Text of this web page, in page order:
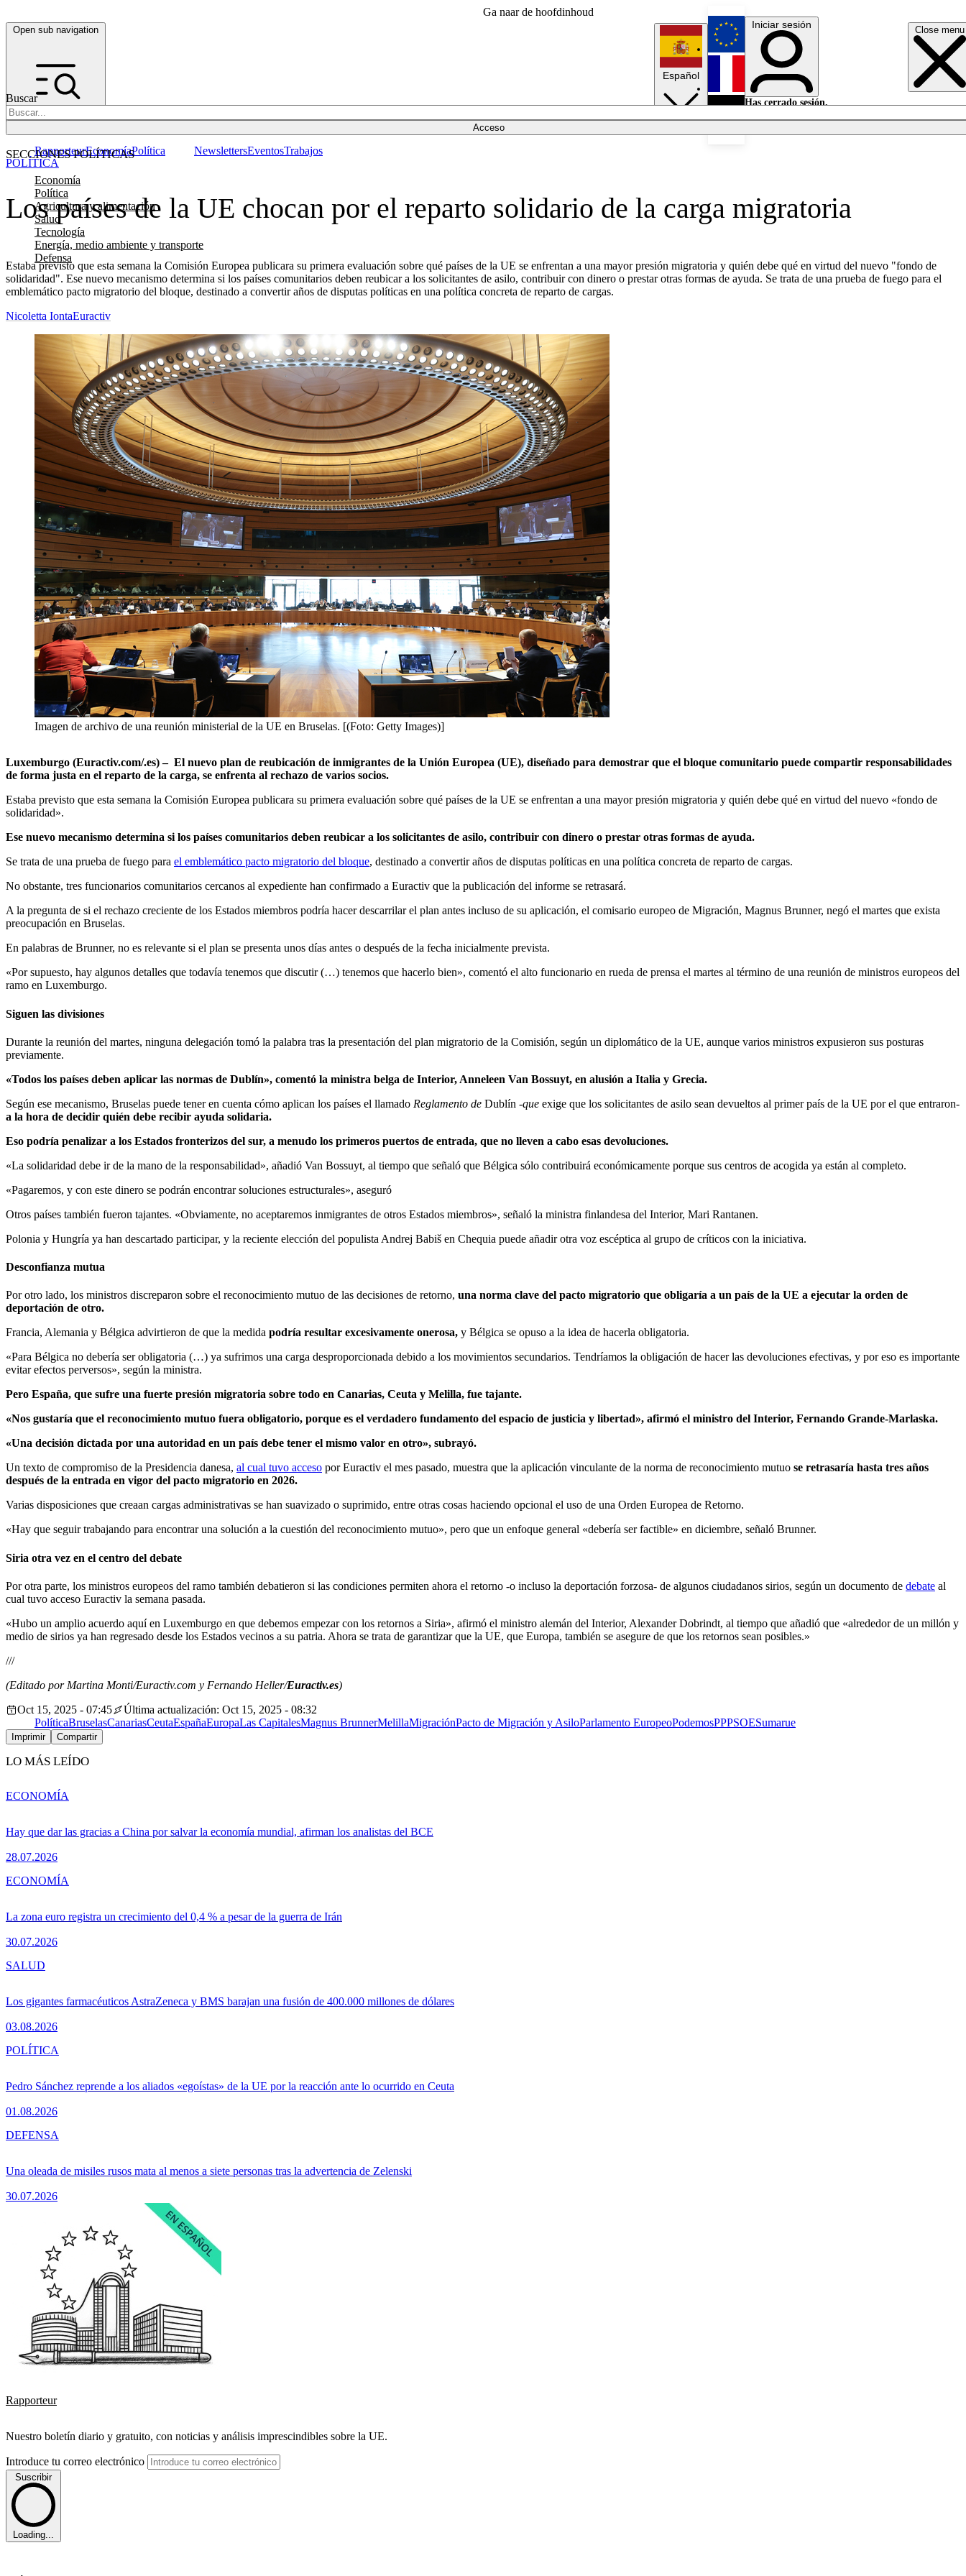
Ga naar de hoofdinhoud
Open sub navigation Close menu
Buscar
Acceso
SECCIONES POLÍTICAS
Economía
Política
Agricultura y alimentación
Salud
Tecnología
Energía, medio ambiente y transporte
Defensa
RapporteurEconomíaPolítica NewslettersEventosTrabajos
Español
English
Français
Iniciar sesión
Has cerrado sesión.
Los países de la UE chocan por el reparto solidario de la carga migratoria
Estaba previsto que esta semana la Comisión Europea publicara su primera evaluación sobre qué países de la UE se enfrentan a una mayor presión migratoria y quién debe qué en virtud del nuevo "fondo de
solidaridad". Ese nuevo mecanismo determina si los países comunitarios deben reubicar a los solicitantes de asilo, contribuir con dinero o prestar otras formas de ayuda. Se trata de una prueba de fuego para el
emblemático pacto migratorio del bloque, destinado a convertir años de disputas políticas en una política concreta de reparto de cargas.
POLÍTICA
Nicoletta IontaEuractiv
Imagen de archivo de una reunión ministerial de la UE en Bruselas. [(Foto: Getty Images)]
Luxemburgo (Euractiv.com/.es) – El nuevo plan de reubicación de inmigrantes de la Unión Europea (UE), diseñado para demostrar que el bloque comunitario puede compartir responsabilidades
de forma justa en el reparto de la carga, se enfrenta al rechazo de varios socios.
Estaba previsto que esta semana la Comisión Europea publicara su primera evaluación sobre qué países de la UE se enfrentan a una mayor presión migratoria y quién debe qué en virtud del nuevo «fondo de
solidaridad».
Ese nuevo mecanismo determina si los países comunitarios deben reubicar a los solicitantes de asilo, contribuir con dinero o prestar otras formas de ayuda.
Se trata de una prueba de fuego para el emblemático pacto migratorio del bloque, destinado a convertir años de disputas políticas en una política concreta de reparto de cargas.
No obstante, tres funcionarios comunitarios cercanos al expediente han confirmado a Euractiv que la publicación del informe se retrasará.
A la pregunta de si el rechazo creciente de los Estados miembros podría hacer descarrilar el plan antes incluso de su aplicación, el comisario europeo de Migración, Magnus Brunner, negó el martes que exista
preocupación en Bruselas.
En palabras de Brunner, no es relevante si el plan se presenta unos días antes o después de la fecha inicialmente prevista.
«Por supuesto, hay algunos detalles que todavía tenemos que discutir (…) tenemos que hacerlo bien», comentó el alto funcionario en rueda de prensa el martes al término de una reunión de ministros europeos del
ramo en Luxemburgo.
Siguen las divisiones
Durante la reunión del martes, ninguna delegación tomó la palabra tras la presentación del plan migratorio de la Comisión, según un diplomático de la UE, aunque varios ministros expusieron sus posturas
previamente.
«Todos los países deben aplicar las normas de Dublín», comentó la ministra belga de Interior, Anneleen Van Bossuyt, en alusión a Italia y Grecia.
Según ese mecanismo, Bruselas puede tener en cuenta cómo aplican los países el llamado Reglamento de Dublín -que exige que los solicitantes de asilo sean devueltos al primer país de la UE por el que entraron-
a la hora de decidir quién debe recibir ayuda solidaria.
Eso podría penalizar a los Estados fronterizos del sur, a menudo los primeros puertos de entrada, que no lleven a cabo esas devoluciones.
«La solidaridad debe ir de la mano de la responsabilidad», añadió Van Bossuyt, al tiempo que señaló que Bélgica sólo contribuirá económicamente porque sus centros de acogida ya están al completo.
«Pagaremos, y con este dinero se podrán encontrar soluciones estructurales», aseguró
Otros países también fueron tajantes. «Obviamente, no aceptaremos inmigrantes de otros Estados miembros», señaló la ministra finlandesa del Interior, Mari Rantanen.
Polonia y Hungría ya han descartado participar, y la reciente elección del populista Andrej Babiš en Chequia puede añadir otra voz escéptica al grupo de críticos con la iniciativa.
Desconfianza mutua
Por otro lado, los ministros discreparon sobre el reconocimiento mutuo de las decisiones de retorno, una norma clave del pacto migratorio que obligaría a un país de la UE a ejecutar la orden de
deportación de otro.
Francia, Alemania y Bélgica advirtieron de que la medida podría resultar excesivamente onerosa, y Bélgica se opuso a la idea de hacerla obligatoria.
«Para Bélgica no debería ser obligatoria (…) ya sufrimos una carga desproporcionada debido a los movimientos secundarios. Tendríamos la obligación de hacer las devoluciones efectivas, y por eso es importante
evitar efectos perversos», según la ministra.
Pero España, que sufre una fuerte presión migratoria sobre todo en Canarias, Ceuta y Melilla, fue tajante.
«Nos gustaría que el reconocimiento mutuo fuera obligatorio, porque es el verdadero fundamento del espacio de justicia y libertad», afirmó el ministro del Interior, Fernando Grande-Marlaska.
«Una decisión dictada por una autoridad en un país debe tener el mismo valor en otro», subrayó.
Un texto de compromiso de la Presidencia danesa, al cual tuvo acceso por Euractiv el mes pasado, muestra que la aplicación vinculante de la norma de reconocimiento mutuo se retrasaría hasta tres años
después de la entrada en vigor del pacto migratorio en 2026.
Varias disposiciones que creaan cargas administrativas se han suavizado o suprimido, entre otras cosas haciendo opcional el uso de una Orden Europea de Retorno.
«Hay que seguir trabajando para encontrar una solución a la cuestión del reconocimiento mutuo», pero que un enfoque general «debería ser factible» en diciembre, señaló Brunner.
Siria otra vez en el centro del debate
Por otra parte, los ministros europeos del ramo también debatieron si las condiciones permiten ahora el retorno -o incluso la deportación forzosa- de algunos ciudadanos sirios, según un documento de debate al
cual tuvo acceso Euractiv la semana pasada.
«Hubo un amplio acuerdo aquí en Luxemburgo en que debemos empezar con los retornos a Siria», afirmó el ministro alemán del Interior, Alexander Dobrindt, al tiempo que añadió que «alrededor de un millón y
medio de sirios ya han regresado desde los Estados vecinos a su patria. Ahora se trata de garantizar que la UE, que Europa, también se asegure de que los retornos sean posibles.»
///
(Editado por Martina Monti/Euractiv.com y Fernando Heller/Euractiv.es)
Oct 15, 2025 - 07:45
Última actualización: Oct 15, 2025 - 08:32
PolíticaBruselasCanariasCeutaEspañaEuropaLas CapitalesMagnus BrunnerMelillaMigraciónPacto de Migración y AsiloParlamento EuropeoPodemosPPPSOESumarue
Imprimir Compartir
LO MÁS LEÍDO
Hay que dar las gracias a China por salvar la economía mundial, afirman los analistas del BCE
28.07.2026
ECONOMÍA
La zona euro registra un crecimiento del 0,4 % a pesar de la guerra de Irán
30.07.2026
ECONOMÍA
Los gigantes farmacéuticos AstraZeneca y BMS barajan una fusión de 400.000 millones de dólares
03.08.2026
SALUD
Pedro Sánchez reprende a los aliados «egoístas» de la UE por la reacción ante lo ocurrido en Ceuta
01.08.2026
POLÍTICA
Una oleada de misiles rusos mata al menos a siete personas tras la advertencia de Zelenski
30.07.2026
DEFENSA
Rapporteur
Nuestro boletín diario y gratuito, con noticias y análisis imprescindibles sobre la UE.
Introduce tu correo electrónico
Suscribir
Loading...